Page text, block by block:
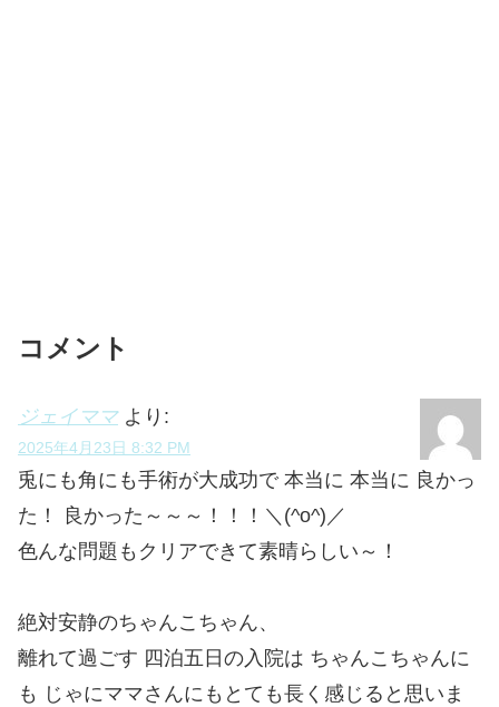
コメント
ジェイママ より:
2025年4月23日 8:32 PM
兎にも角にも手術が大成功で 本当に 本当に 良かっ
た！ 良かった～～～！！！＼(^o^)／
色んな問題もクリアできて素晴らしい～！
絶対安静のちゃんこちゃん、
離れて過ごす 四泊五日の入院は ちゃんこちゃんに
も じゃにママさんにもとても長く感じると思いま